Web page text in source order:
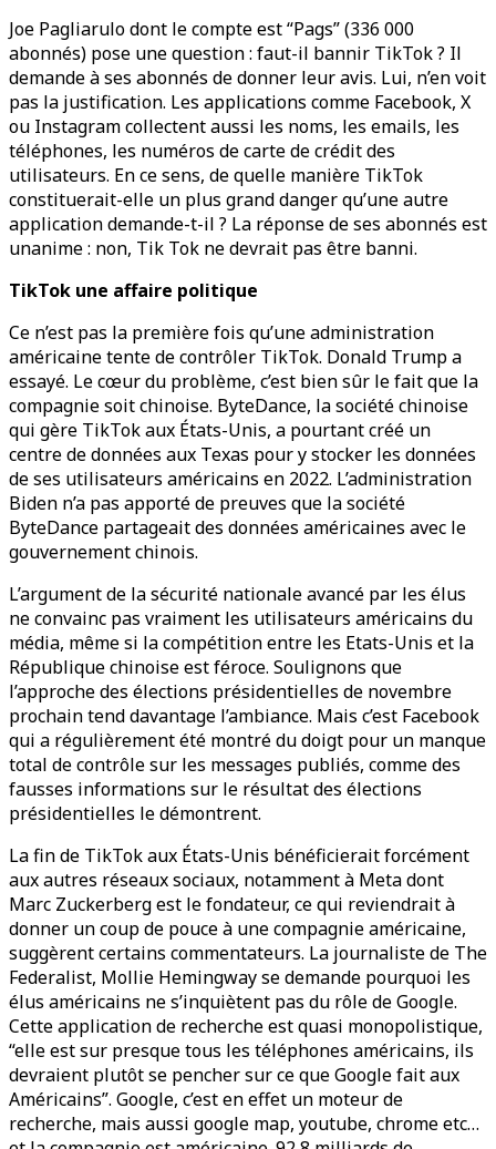
Joe Pagliarulo dont le compte est “Pags” (336 000
abonnés) pose une question : faut-il bannir TikTok ? Il
demande à ses abonnés de donner leur avis. Lui, n’en voit
pas la justification. Les applications comme Facebook, X
ou Instagram collectent aussi les noms, les emails, les
téléphones, les numéros de carte de crédit des
utilisateurs. En ce sens, de quelle manière TikTok
constituerait-elle un plus grand danger qu’une autre
application demande-t-il ? La réponse de ses abonnés est
unanime : non, Tik Tok ne devrait pas être banni.
TikTok une affaire politique
Ce n’est pas la première fois qu’une administration
américaine tente de contrôler TikTok. Donald Trump a
essayé. Le cœur du problème, c’est bien sûr le fait que la
compagnie soit chinoise. ByteDance, la société chinoise
qui gère TikTok aux États-Unis, a pourtant créé un
centre de données aux Texas pour y stocker les données
de ses utilisateurs américains en 2022. L’administration
Biden n’a pas apporté de preuves que la société
ByteDance partageait des données américaines avec le
gouvernement chinois.
L’argument de la sécurité nationale avancé par les élus
ne convainc pas vraiment les utilisateurs américains du
média, même si la compétition entre les Etats-Unis et la
République chinoise est féroce. Soulignons que
l’approche des élections présidentielles de novembre
prochain tend davantage l’ambiance. Mais c’est Facebook
qui a régulièrement été montré du doigt pour un manque
total de contrôle sur les messages publiés, comme des
fausses informations sur le résultat des élections
présidentielles le démontrent.
La fin de TikTok aux États-Unis bénéficierait forcément
aux autres réseaux sociaux, notamment à Meta dont
Marc Zuckerberg est le fondateur, ce qui reviendrait à
donner un coup de pouce à une compagnie américaine,
suggèrent certains commentateurs. La journaliste de The
Federalist, Mollie Hemingway se demande pourquoi les
élus américains ne s’inquiètent pas du rôle de Google.
Cette application de recherche est quasi monopolistique,
“elle est sur presque tous les téléphones américains, ils
devraient plutôt se pencher sur ce que Google fait aux
Américains”. Google, c’est en effet un moteur de
recherche, mais aussi google map, youtube, chrome etc…